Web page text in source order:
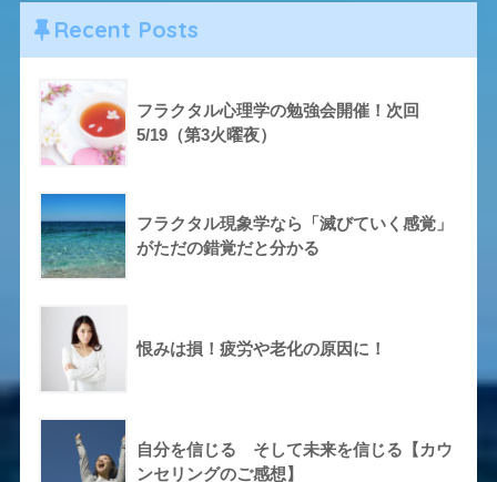
Recent Posts
フラクタル心理学の勉強会開催！次回
5/19（第3火曜夜）
フラクタル現象学なら「滅びていく感覚」
がただの錯覚だと分かる
恨みは損！疲労や老化の原因に！
自分を信じる そして未来を信じる【カウ
ンセリングのご感想】